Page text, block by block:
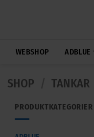
WEBSHOP ADBLUE
SHOP TANKAR
PRODUKTKATEGORIER